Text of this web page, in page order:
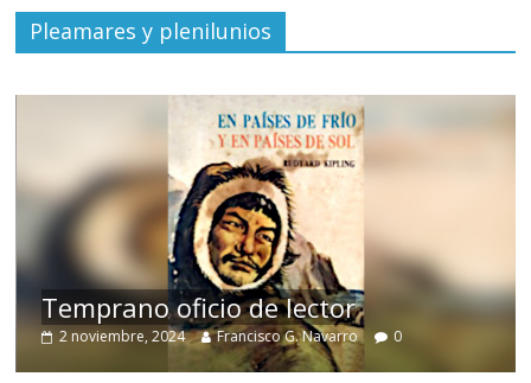
Pleamares y plenilunios
Temprano oficio de lector
2 noviembre, 2024 Francisco G. Navarro 0